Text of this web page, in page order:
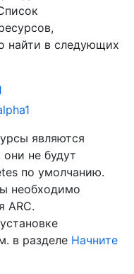
найти в следующих
являются
не будут
по умолчанию.
необходимо
ARC.
в разделе Начните